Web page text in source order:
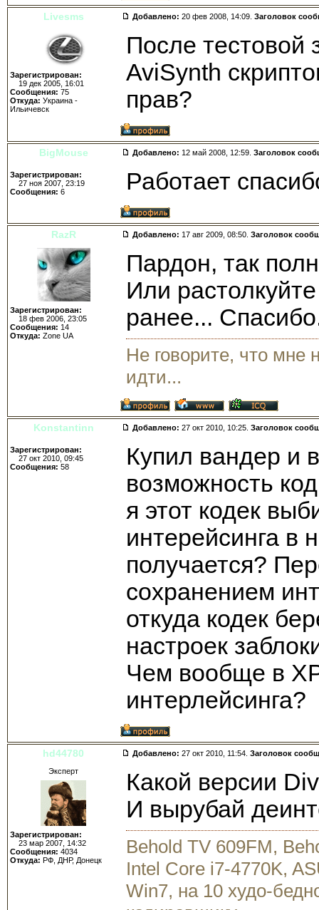
Livesms Добавлено: 20 фев 2008, 14:09. Заголовок
Зарегистрирован:
19 дек 2005, 16:01
Сообщения: 75
Откуда: Украина -
Ильичевск
После тестовой
AviSynth
прав?
BigMouse Добавлено: 12 май 2008, 12:59. Заголовок
Зарегистрирован:
27 ноя 2007, 23:19
Сообщения: 6 Работает
RazR Добавлено: 17 авг 2009, 08:50. Заголовок
Зарегистрирован:
18 фев 2006, 23:05
Сообщения: 14
Откуда: Zone UA
Пардон, так
Или
ранее...
Не говорите, что мне
идти...
Konstantinn Добавлено: 27 окт 2010, 10:25. Заголовок
Зарегистрирован:
27 окт 2010, 09:45
Сообщения: 58
Купил вандер и
возможность
я этот кодек
интерейсинга в
получается?
сохранением
откуда кодек
настроек
Чем вообще в
интерлейсинга?
hd44780 Добавлено: 27 окт 2010, 11:54. Заголовок
Эксперт
Зарегистрирован:
23 мар 2007, 14:32
Сообщения: 4034
Откуда: РФ, ДНР, Донецк
Какой версии
И вырубай
Behold TV 609FM,
Intel Core i7-4770K,
Win7, на 10 худо-